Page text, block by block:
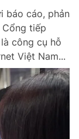
báo cáo, phản
Cổng tiếp
công cụ hỗ
Việt Nam...